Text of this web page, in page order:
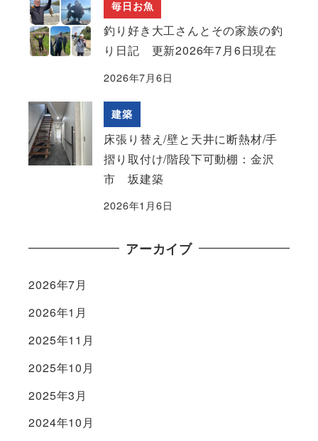
毎日お魚
釣り好き大工さんとその家族の釣
り日記 更新2026年7月6日現在
2026年7月6日
建築
床張り替え/壁と天井に断熱材/手
摺り取付け/階段下可動棚：金沢
市 坂建築
2026年1月6日
アーカイブ
2026年7月
2026年1月
2025年11月
2025年10月
2025年3月
2024年10月